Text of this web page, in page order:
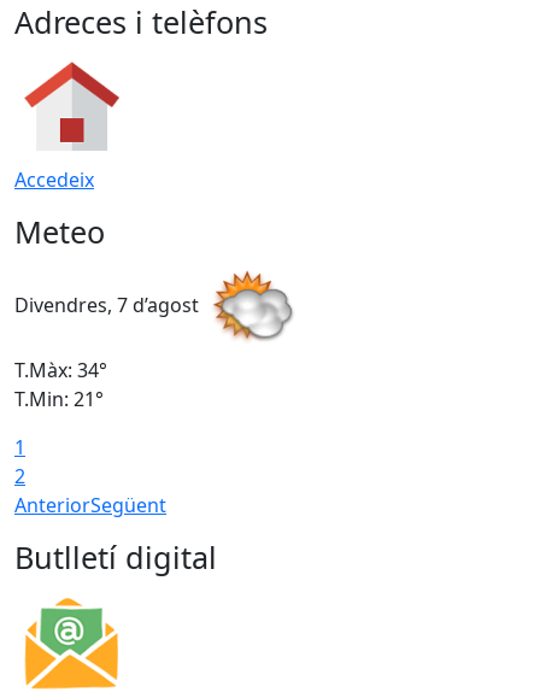
Adreces i telèfons
Accedeix
Meteo
Divendres, 7 d’agost
T.Màx: 34°
T.Min: 21°
1
2
AnteriorSegüent
Butlletí digital